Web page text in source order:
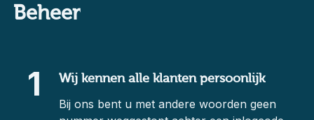
Beheer
1 Wij kennen alle klanten persoonlijk
Bij ons bent u met andere woorden geen